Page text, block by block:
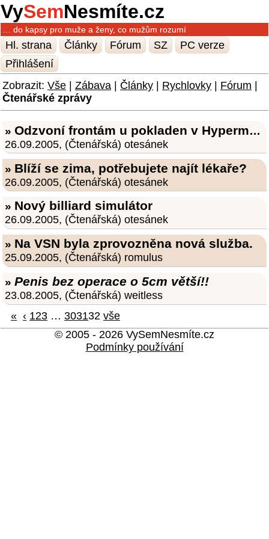
VySemNesmíte.cz
… do kapsy pro muže a ženy, co mužům rozumí
Hl. strana Články Fórum SZ
PC verze
Přihlášení
Zobrazit: Vše | Zábava | Články | Rychlovky | Fórum |
Čtenářské zprávy
» Odzvoní frontám u pokladen v Hypermarketech?
26.09.2005, (Čtenářská) otesánek
» Blíží se zima, potřebujete najít lékaře?
26.09.2005, (Čtenářská) otesánek
» Nový billiard simulátor
26.09.2005, (Čtenářská) otesánek
» Na VSN byla zprovozněna nová služba.
25.09.2005, (Čtenářská) romulus
» Penis bez operace o 5cm větší!!
23.08.2005, (Čtenářská) weitless
« ‹ 123 …303132 vše
© 2005 - 2026 VySemNesmíte.cz
Podmínky používání